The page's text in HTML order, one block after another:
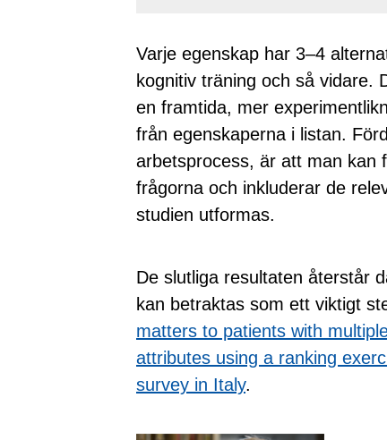
Varje egenskap har 3–4
kognitiv träning och så vidare.
en framtida, mer
från egenskaperna i listan.
arbetsprocess, är att man kan
frågorna och inkluderar de
studien utformas.
De slutliga resultaten återstår
kan betraktas som ett viktigt
matters to patients with
attributes using a ranking
survey in Italy.